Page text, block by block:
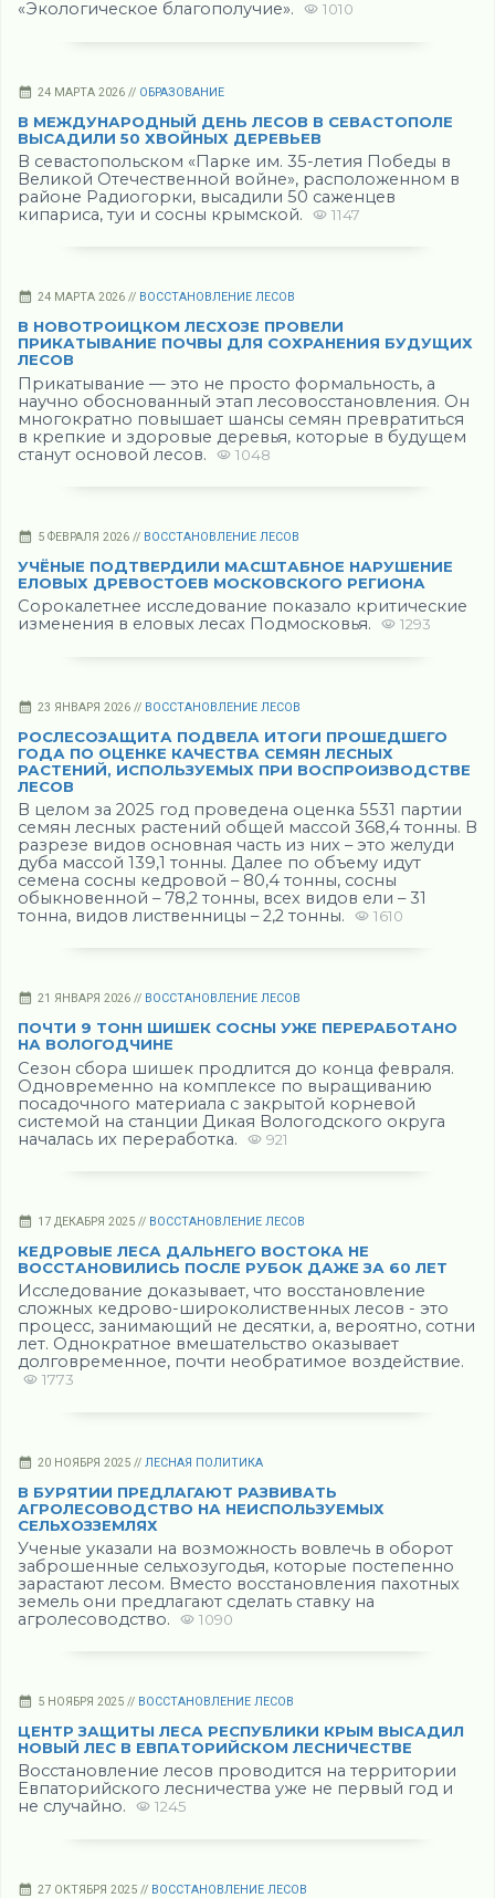
«Экологическое благополучие».
1010
24 МАРТА 2026 // ОБРАЗОВАНИЕ
В МЕЖДУНАРОДНЫЙ ДЕНЬ ЛЕСОВ В СЕВАСТОПОЛЕ
ВЫСАДИЛИ 50 ХВОЙНЫХ ДЕРЕВЬЕВ
В севастопольском «Парке им. 35-летия Победы в
Великой Отечественной войне», расположенном в
районе Радиогорки, высадили 50 саженцев
кипариса, туи и сосны крымской.
1147
24 МАРТА 2026 // ВОССТАНОВЛЕНИЕ ЛЕСОВ
В НОВОТРОИЦКОМ ЛЕСХОЗЕ ПРОВЕЛИ
ПРИКАТЫВАНИЕ ПОЧВЫ ДЛЯ СОХРАНЕНИЯ БУДУЩИХ
ЛЕСОВ
Прикатывание — это не просто формальность, а
научно обоснованный этап лесовосстановления. Он
многократно повышает шансы семян превратиться
в крепкие и здоровые деревья, которые в будущем
станут основой лесов.
1048
5 ФЕВРАЛЯ 2026 // ВОССТАНОВЛЕНИЕ ЛЕСОВ
УЧЁНЫЕ ПОДТВЕРДИЛИ МАСШТАБНОЕ НАРУШЕНИЕ
ЕЛОВЫХ ДРЕВОСТОЕВ МОСКОВСКОГО РЕГИОНА
Сорокалетнее исследование показало критические
изменения в еловых лесах Подмосковья.
1293
23 ЯНВАРЯ 2026 // ВОССТАНОВЛЕНИЕ ЛЕСОВ
РОСЛЕСОЗАЩИТА ПОДВЕЛА ИТОГИ ПРОШЕДШЕГО
ГОДА ПО ОЦЕНКЕ КАЧЕСТВА СЕМЯН ЛЕСНЫХ
РАСТЕНИЙ, ИСПОЛЬЗУЕМЫХ ПРИ ВОСПРОИЗВОДСТВЕ
ЛЕСОВ
В целом за 2025 год проведена оценка 5531 партии
семян лесных растений общей массой 368,4 тонны. В
разрезе видов основная часть из них – это желуди
дуба массой 139,1 тонны. Далее по объему идут
семена сосны кедровой – 80,4 тонны, сосны
обыкновенной – 78,2 тонны, всех видов ели – 31
тонна, видов лиственницы – 2,2 тонны.
1610
21 ЯНВАРЯ 2026 // ВОССТАНОВЛЕНИЕ ЛЕСОВ
ПОЧТИ 9 ТОНН ШИШЕК СОСНЫ УЖЕ ПЕРЕРАБОТАНО
НА ВОЛОГОДЧИНЕ
Сезон сбора шишек продлится до конца февраля.
Одновременно на комплексе по выращиванию
посадочного материала с закрытой корневой
системой на станции Дикая Вологодского округа
началась их переработка.
921
17 ДЕКАБРЯ 2025 // ВОССТАНОВЛЕНИЕ ЛЕСОВ
КЕДРОВЫЕ ЛЕСА ДАЛЬНЕГО ВОСТОКА НЕ
ВОССТАНОВИЛИСЬ ПОСЛЕ РУБОК ДАЖЕ ЗА 60 ЛЕТ
Исследование доказывает, что восстановление
сложных кедрово-широколиственных лесов - это
процесс, занимающий не десятки, а, вероятно, сотни
лет. Однократное вмешательство оказывает
долговременное, почти необратимое воздействие.
1773
20 НОЯБРЯ 2025 // ЛЕСНАЯ ПОЛИТИКА
В БУРЯТИИ ПРЕДЛАГАЮТ РАЗВИВАТЬ
АГРОЛЕСОВОДСТВО НА НЕИСПОЛЬЗУЕМЫХ
СЕЛЬХОЗЗЕМЛЯХ
Ученые указали на возможность вовлечь в оборот
заброшенные сельхозугодья, которые постепенно
зарастают лесом. Вместо восстановления пахотных
земель они предлагают сделать ставку на
агролесоводство.
1090
5 НОЯБРЯ 2025 // ВОССТАНОВЛЕНИЕ ЛЕСОВ
ЦЕНТР ЗАЩИТЫ ЛЕСА РЕСПУБЛИКИ КРЫМ ВЫСАДИЛ
НОВЫЙ ЛЕС В ЕВПАТОРИЙСКОМ ЛЕСНИЧЕСТВЕ
Восстановление лесов проводится на территории
Евпаторийского лесничества уже не первый год и
не случайно.
1245
27 ОКТЯБРЯ 2025 // ВОССТАНОВЛЕНИЕ ЛЕСОВ